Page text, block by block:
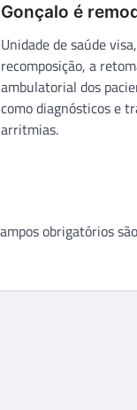
Gonçalo é
Unidade de saúde
recomposição, a
ambulatorial dos
como diagnósticos e
arritmias.
obrigatórios